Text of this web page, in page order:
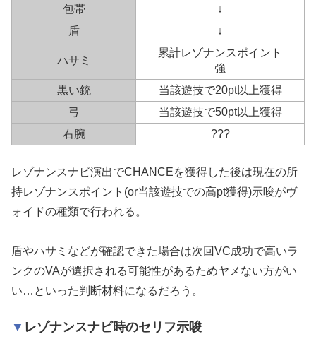
包帯
↓
盾
↓
ハサミ
累計レゾナンスポイント
強
黒い銃
当該遊技で20pt以上獲得
弓
当該遊技で50pt以上獲得
右腕
???
レゾナンスナビ演出でCHANCEを獲得した後は現在の所
持レゾナンスポイント(or当該遊技での高pt獲得)示唆がヴ
ォイドの種類で行われる。
盾やハサミなどが確認できた場合は次回VC成功で高いラ
ンクのVAが選択される可能性があるためヤメない方がい
い…といった判断材料になるだろう。
レゾナンスナビ時のセリフ示唆